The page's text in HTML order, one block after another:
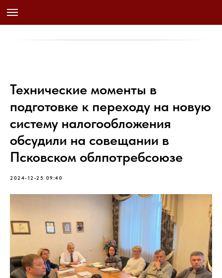
Технические моменты в
подготовке к переходу на новую
систему налогообложения
обсудили на совещании в
Псковском облпотребсоюзе
2024-12-25 09:40